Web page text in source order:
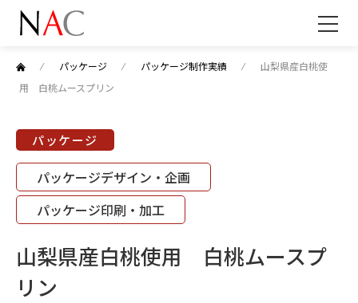
⁄ パッケージ ⁄ パッケージ制作実績 ⁄
山梨県産白桃使
用 白桃ムースプリン
パッケージ
パッケージデザイン・企画
パッケージ印刷・加工
山梨県産白桃使用 白桃ムースプ
リン